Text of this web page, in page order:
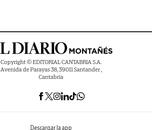
Copyright © EDITORIAL CANTABRIA S.A.
Avenida de Parayas 38, 39011 Santander ,
Cantabria
Descargar la app